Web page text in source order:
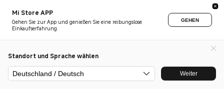
Mi Store APP
Gehen Sie zur App und genießen Sie eine reibungslose
Einkaufserfahrung.
GEHEN
Standort und Sprache wählen
Deutschland / Deutsch Weiter